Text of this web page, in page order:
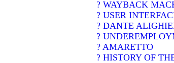
? WAYBACK
? USER
? DANTE
?
? AMARETTO
? HISTORY OF